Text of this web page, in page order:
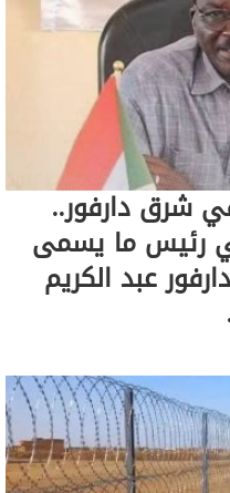
شرق دارفور..
رئيس ما يسمى
عبد الكريم